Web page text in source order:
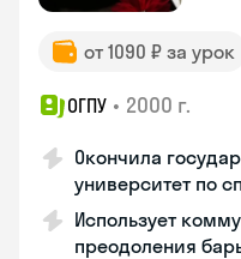
от 1090 ₽ за урок
ОГПУ • 2000 г.
Окончила
университет по
Использует
преодоления